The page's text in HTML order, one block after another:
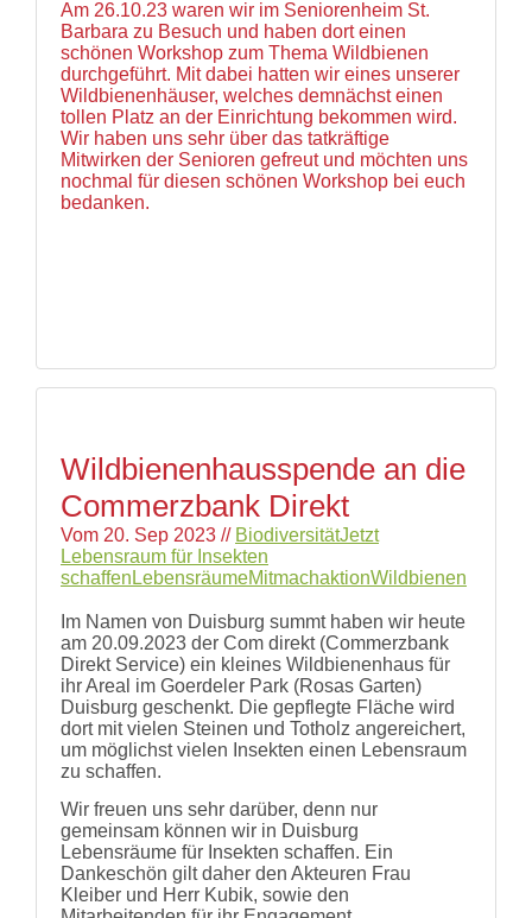
Literatur
Bienenfreundlich
Gärtnern
Allgemein
Biologische
Am 26.10.23 waren wir im Seniorenheim St.
Barbara zu Besuch und haben dort einen
schönen Workshop zum Thema Wildbienen
durchgeführt. Mit dabei hatten wir eines unserer
Wildbienenhäuser, welches demnächst einen
tollen Platz an der Einrichtung bekommen wird.
Wir haben uns sehr über das tatkräftige
Mitwirken der Senioren gefreut und möchten uns
nochmal für diesen schönen Workshop bei euch
bedanken.
Wildbienenhausspende an die
Commerzbank Direkt
Vom 20. Sep 2023 // BiodiversitätJetzt
Lebensraum für Insekten
schaffen LebensräumeMitmachaktionWildbienen
Im Namen von Duisburg summt haben wir heute
am 20.09.2023 der Com direkt (Commerzbank
Direkt Service) ein kleines Wildbienenhaus für
ihr Areal im Goerdeler Park (Rosas Garten)
Duisburg geschenkt. Die gepflegte Fläche wird
dort mit vielen Steinen und Totholz angereichert,
um möglichst vielen Insekten einen Lebensraum
zu schaffen.
Wir freuen uns sehr darüber, denn nur
gemeinsam können wir in Duisburg
Lebensräume für Insekten schaffen. Ein
Dankeschön gilt daher den Akteuren Frau
Kleiber und Herr Kubik, sowie den